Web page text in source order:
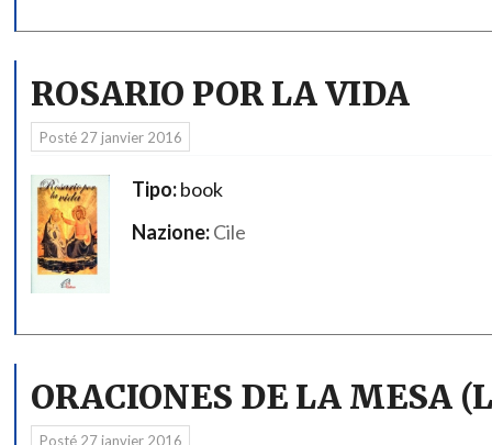
ROSARIO POR LA VIDA
Posté 27 janvier 2016
Tipo:book
Nazione:Cile
ORACIONES DE LA MESA
Posté 27 janvier 2016